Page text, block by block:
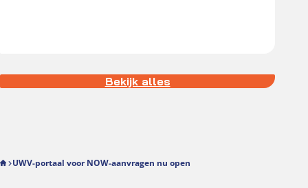
Bekijk alles
UWV-portaal voor NOW-aanvragen nu open